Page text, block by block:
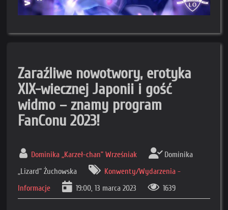
Zaraźliwe nowotwory, erotyka
XIX-wiecznej Japonii i gość
widmo – znamy program
FanConu 2023!
Dominika „Karzeł-chan” Wrześniak
Dominika
„Lizard” Żuchowska
Konwenty/Wydarzenia -
Informacje
19:00, 13 marca 2023 1639